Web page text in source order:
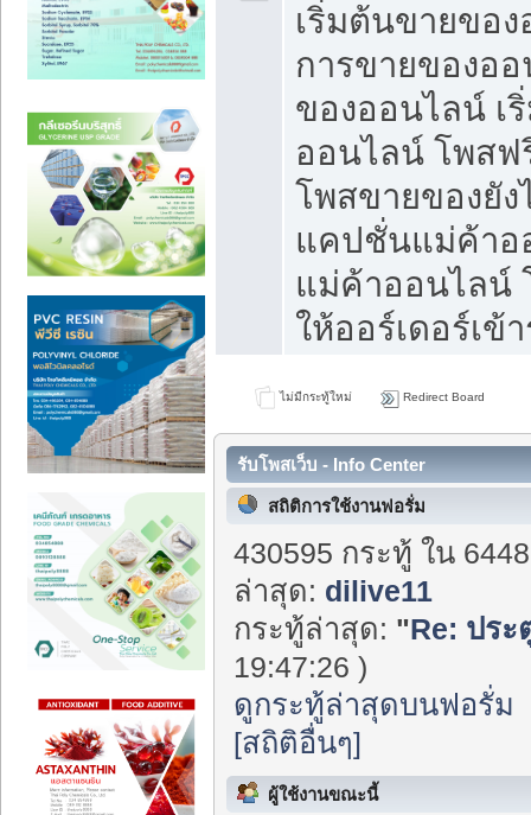
เริ่มต้นขายของ
การขายของอ
ของออนไลน์ เ
ออนไลน์ โพส
โพสขายของยัง
แคปชั่นแม่ค้า
แม่ค้าออนไลน์
ให้ออร์เดอร์เข้
ไม่มีกระทู้ใหม่ Redirect Board
รับโพสเว็บ - Info Center
สถิติการใช้งานฟอรั่ม
430595 กระทู้ ใน
ล่าสุด: dilive11
กระทู้ล่าสุด: "Re: ปร
19:47:26 )
ดูกระทู้ล่าสุดบนฟอรั่ม
[สถิติอื่นๆ]
ผู้ใช้งานขณะนี้